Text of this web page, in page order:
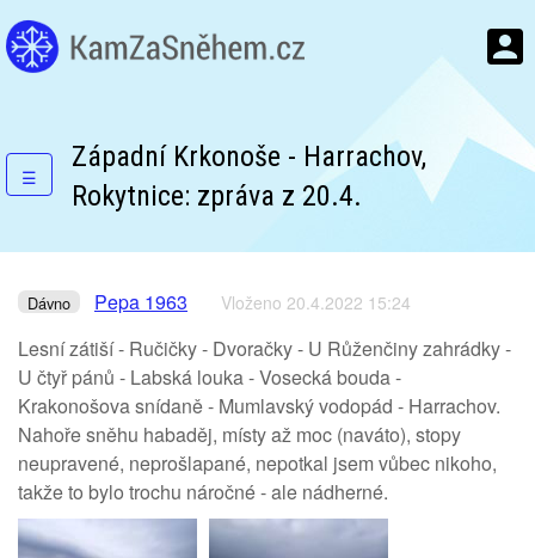
☰
Západní Krkonoše - Harrachov,
Rokytnice: zpráva z 20.4.
Dávno Pepa 1963 Vloženo 20.4.2022 15:24
Lesní zátiší - Ručičky - Dvoračky - U Růženčiny zahrádky -
U čtyř pánů - Labská louka - Vosecká bouda -
Krakonošova snídaně - Mumlavský vodopád - Harrachov.
Nahoře sněhu habaděj, místy až moc (naváto), stopy
neupravené, neprošlapané, nepotkal jsem vůbec nikoho,
takže to bylo trochu náročné - ale nádherné.